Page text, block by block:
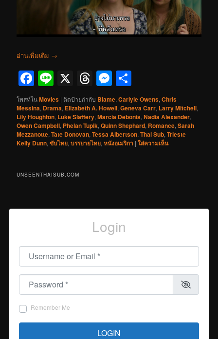
อ่านเพิ่มเติม →
Facebook
Line
X Threads
Messenger
โพสท์ในMovies | ติดป้ายกำกับ Blame,Carlyle Owens,Chris
Messina, Drama, Elizabeth A. Howell,Geneva Carr, Larry Mitchell,
Lily Houghton, Luke Slattery,Marcia Debonis,Nadia Alexander,
Owen Campbell, Phelan Tupik,Quinn Shephard, Romance,Sarah
Mezzanotte,Tate Donovan,Tessa Albertson,Thai Sub,Trieste
Kelly Dunn,ซับไทย,บรรยายไทย,หนังอเมริกา |ใส่ความเห็น
UNSEENTHAISUB.COM
Login
Username or Email
Password
Remember Me
LOGIN